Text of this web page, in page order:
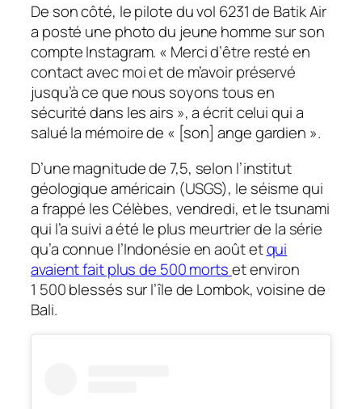
De son côté, le pilote du vol 6231 de Batik Air
a posté une photo du jeune homme sur son
compte Instagram. « Merci d’être resté en
contact avec moi et de m’avoir préservé
jusqu’à ce que nous soyons tous en
sécurité dans les airs », a écrit celui qui a
salué la mémoire de « [son]ange gardien ».
D’une magnitude de 7,5, selon l’institut
géologique américain (USGS), le séisme qui
a frappé les Célèbes, vendredi, et le tsunami
qui l’a suivi a été le plus meurtrier de la série
qu’a connue l’Indonésie en août etqui
avaient fait plus de 500 mortset environ
1 500 blessés sur l’île de Lombok, voisine de
Bali.